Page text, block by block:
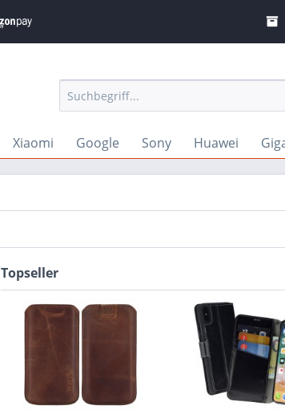
Xiaomi Google Sony Huawei
Topseller